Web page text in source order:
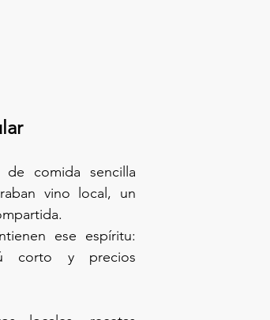
comida sencilla
vino local, un
ese espíritu:
corto y precios